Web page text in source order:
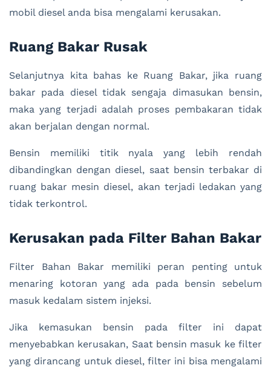
mobil diesel anda bisa mengalami kerusakan.
Ruang Bakar Rusak
Selanjutnya kita bahas ke Ruang Bakar, jika ruang
bakar pada diesel tidak sengaja dimasukan bensin,
maka yang terjadi adalah proses pembakaran tidak
akan berjalan dengan normal.
Bensin memiliki titik nyala yang lebih rendah
dibandingkan dengan diesel, saat bensin terbakar di
ruang bakar mesin diesel, akan terjadi ledakan yang
tidak terkontrol.
Kerusakan pada Filter Bahan Bakar
Filter Bahan Bakar memiliki peran penting untuk
menaring kotoran yang ada pada bensin sebelum
masuk kedalam sistem injeksi.
Jika kemasukan bensin pada filter ini dapat
menyebabkan kerusakan, Saat bensin masuk ke filter
yang dirancang untuk diesel, filter ini bisa mengalami